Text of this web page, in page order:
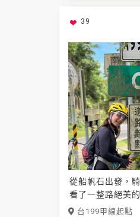
39
從船帆石出發，
看了一整路絕美
到這裡已經有些累
台199甲線起點